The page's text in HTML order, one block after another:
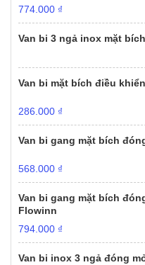
774.000 ₫
Van bi 3 ngả inox mặt
Van bi mặt bích điều
286.000 ₫
Van bi gang mặt bích
568.000 ₫
Van bi gang mặt bích
Flowinn
794.000 ₫
Van bi inox 3 ngả đóng